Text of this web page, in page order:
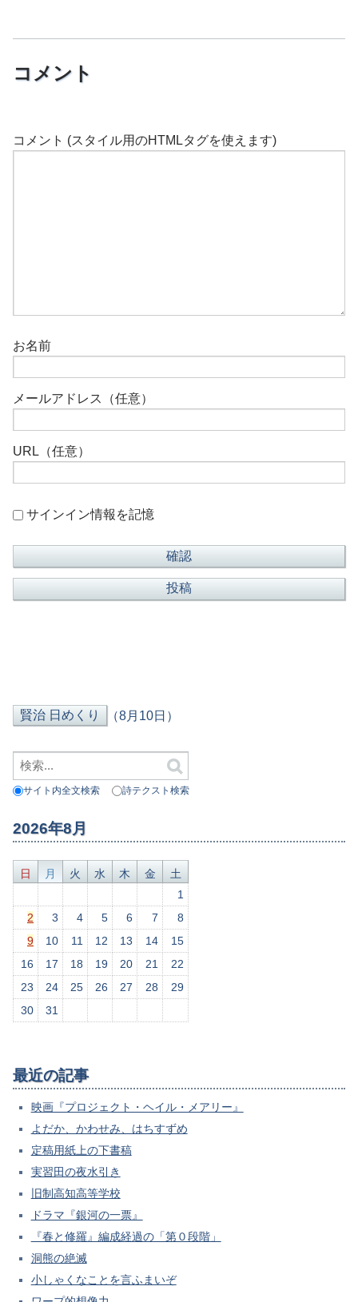
コメント
コメント (スタイル用のHTMLタグを使えます)
お名前
メールアドレス（任意）
URL（任意）
サインイン情報を記憶
（8月10日）
サイト内全文検索 詩テクスト検索
2026年8月
日 月 火 水 木 金
土
1
2
3 4 5 6 7
8
9
10 11 12 13 14
15
16
17 18 19 20 21
22
23
24 25 26 27 28
29
30
31
最近の記事
映画『プロジェクト・ヘイル・メアリー』
よだか、かわせみ、はちすずめ
定稿用紙上の下書稿
実習田の夜水引き
旧制高知高等学校
ドラマ『銀河の一票』
『春と修羅』編成経過の「第０段階」
洞熊の絶滅
小しゃくなことを言ふまいぞ